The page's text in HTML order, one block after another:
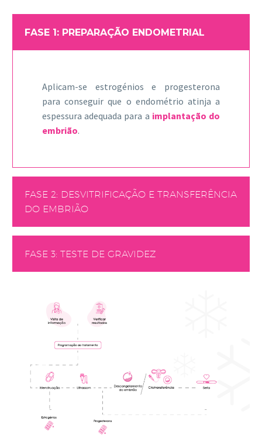
FASE 1: PREPARAÇÃO ENDOMETRIAL
Aplicam-se estrogénios e progesterona
para conseguir que o endométrio atinja a
espessura adequada para a implantação do
embrião.
FASE 2: DESVITRIFICAÇÃO E TRANSFERÊNCIA
DO EMBRIÃO
FASE 3: TESTE DE GRAVIDEZ